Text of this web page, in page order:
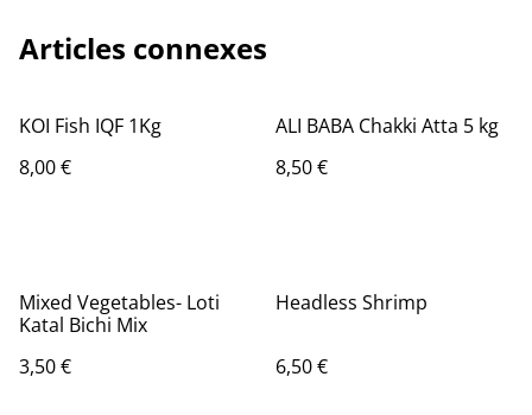
Articles connexes
KOI Fish IQF 1Kg
8,00 €
ALI BABA Chakki Atta 5 kg
8,50 €
Mixed Vegetables- Loti
Katal Bichi Mix
3,50 €
Headless Shrimp
6,50 €